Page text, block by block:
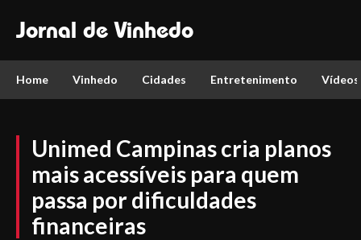
Jornal de Vinhedo
Home Vinhedo Cidades Entretenimento Vídeos
Unimed Campinas cria planos
mais acessíveis para quem
passa por dificuldades
financeiras